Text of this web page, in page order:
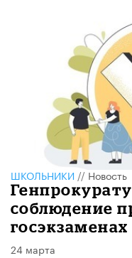
ШКОЛЬНИКИ // Новость
соблюдение
госэкзаменах
24 марта